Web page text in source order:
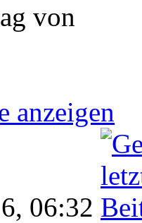
von
anzeigen
06:32